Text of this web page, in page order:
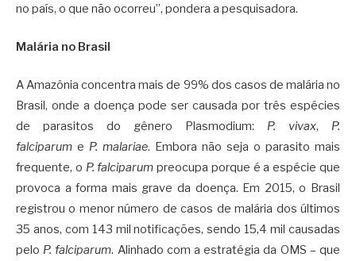
no país, o que não ocorreu”, pondera a pesquisadora.
Malária no Brasil
A Amazônia concentra mais de 99% dos casos de malária no
Brasil, onde a doença pode ser causada por três espécies
de parasitos do gênero Plasmodium: P. vivax, P.
falciparum e P. malariae. Embora não seja o parasito mais
frequente, o P. falciparum preocupa porque é a espécie que
provoca a forma mais grave da doença. Em 2015, o Brasil
registrou o menor número de casos de malária dos últimos
35 anos, com 143 mil notificações, sendo 15,4 mil causadas
pelo P. falciparum. Alinhado com a estratégia da OMS – que